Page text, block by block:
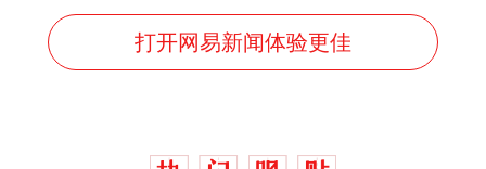
打开网易新闻体验更佳